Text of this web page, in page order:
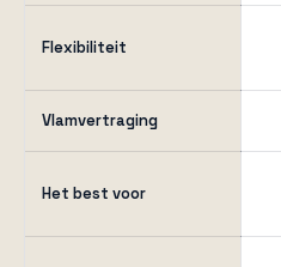
Flexibiliteit
Vlamvertraging
Het best voor